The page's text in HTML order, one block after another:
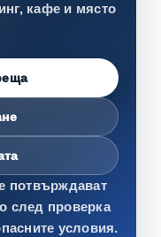
кафе и място
потвърждават
след проверка
условия.